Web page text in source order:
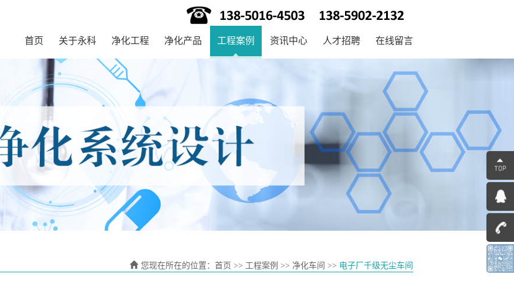
首页 关于永科 净化工程 净化产品 工程案例 资讯中心 人才招聘 在线留言
您现在所在的位置： 首页 >> 工程案例 >> 净化车间 >> 电子厂千级无尘车间